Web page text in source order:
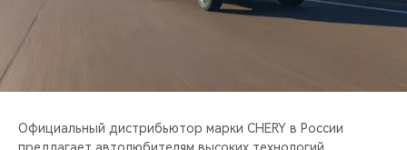
НАШИ МЕРОПРИЯТИЯ
Официальный дистрибьютор марки CHERY в России
предлагает автолюбителям высоких технологий